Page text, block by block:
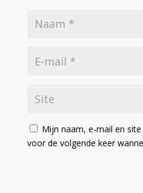
Mijn naam, e-mail en
voor de volgende keer